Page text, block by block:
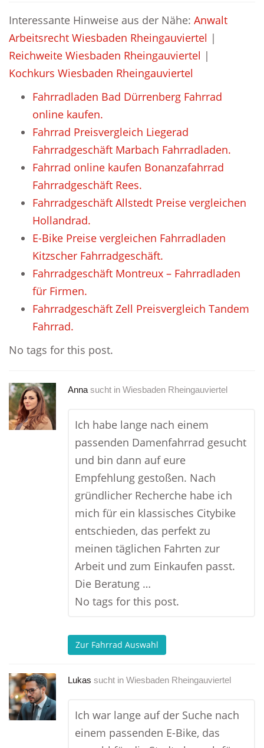
Interessante Hinweise aus der Nähe: Anwalt
Arbeitsrecht Wiesbaden Rheingauviertel |
Reichweite Wiesbaden Rheingauviertel |
Kochkurs Wiesbaden Rheingauviertel
Fahrradladen Bad Dürrenberg Fahrrad
online kaufen.
Fahrrad Preisvergleich Liegerad
Fahrradgeschäft Marbach Fahrradladen.
Fahrrad online kaufen Bonanzafahrrad
Fahrradgeschäft Rees.
Fahrradgeschäft Allstedt Preise vergleichen
Hollandrad.
E-Bike Preise vergleichen Fahrradladen
Kitzscher Fahrradgeschäft.
Fahrradgeschäft Montreux – Fahrradladen
für Firmen.
Fahrradgeschäft Zell Preisvergleich Tandem
Fahrrad.
No tags for this post.
Anna sucht in Wiesbaden Rheingauviertel
Ich habe lange nach einem
passenden Damenfahrrad gesucht
und bin dann auf eure
Empfehlung gestoßen. Nach
gründlicher Recherche habe ich
mich für ein klassisches Citybike
entschieden, das perfekt zu
meinen täglichen Fahrten zur
Arbeit und zum Einkaufen passt.
Die Beratung …
No tags for this post.
Zur Fahrrad Auswahl
Lukas sucht in Wiesbaden Rheingauviertel
Ich war lange auf der Suche nach
einem passenden E-Bike, das